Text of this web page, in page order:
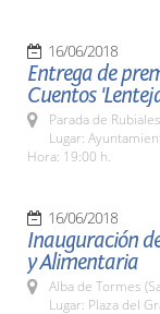
16/06/2018
Entrega de
Cuentos
Parada de
Lugar:
Hora: 19:00 h.
16/06/2018
Inauguración
y Alimentaria
Alba de Tormes
Lugar: Plaza del